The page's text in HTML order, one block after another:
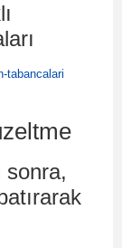
tabancalari
sonra,